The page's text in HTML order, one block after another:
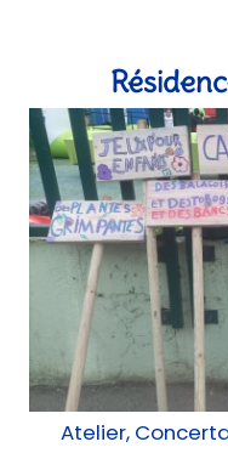
Atelier,